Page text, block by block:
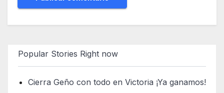
Popular Stories Right now
Cierra Geño con todo en Victoria ¡Ya ganamos!